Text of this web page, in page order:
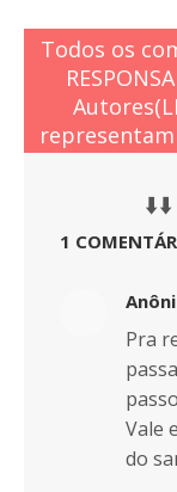
Todos os
⬇️⬇️
1
Pra
Vale
do